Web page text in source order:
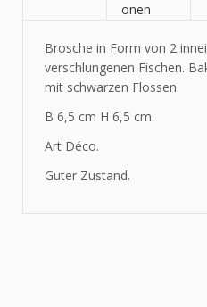
onen
Brosche in Form von 2
verschlungenen Fischen.
mit schwarzen Flossen.
B 6,5 cm H 6,5 cm.
Art Déco.
Guter Zustand.